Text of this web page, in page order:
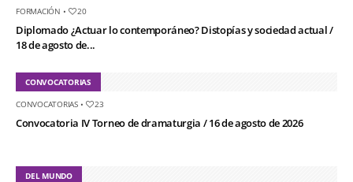
FORMACIÓN • 20
Diplomado ¿Actuar lo contemporáneo? Distopías y sociedad actual /
18 de agosto de...
CONVOCATORIAS
CONVOCATORIAS• 23
Convocatoria IV Torneo de dramaturgia / 16 de agosto de 2026
DEL MUNDO